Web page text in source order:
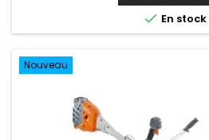
 En stock
Nouveau